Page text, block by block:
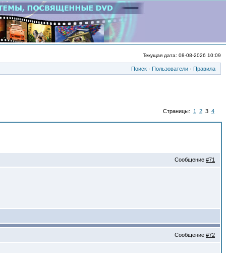
Текущая дата: 08-08-2026 10:09
Поиск · Пользователи · Правила
Страницы: 1 2 3 4
Сообщение #71
Сообщение #72